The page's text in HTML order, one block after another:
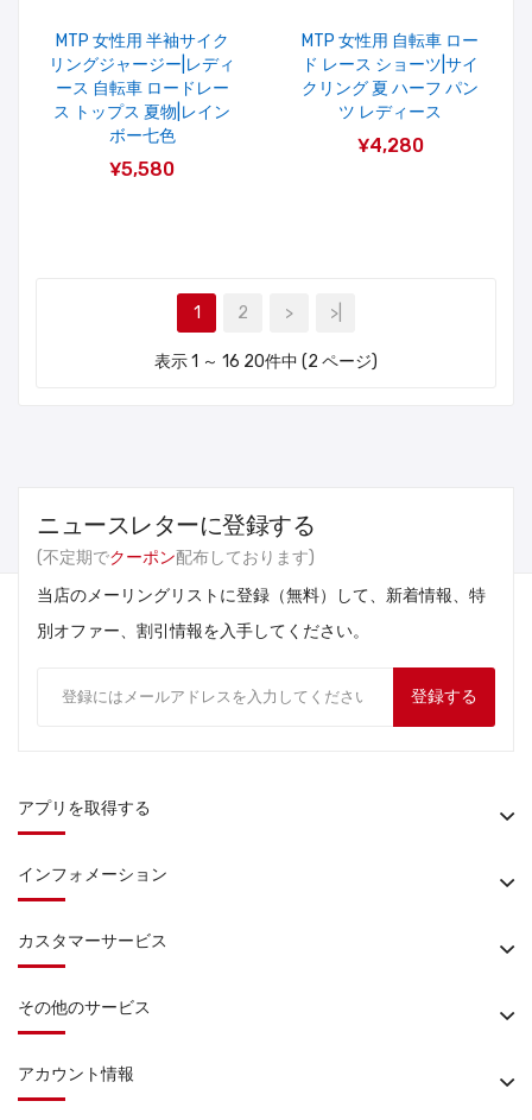
MTP 女性用 半袖サイク
リングジャージー|レディ
ース 自転車 ロードレー
ス トップス 夏物|レイン
ボー七色
¥5,580
MTP 女性用 自転車 ロー
ド レース ショーツ|サイ
クリング 夏 ハーフ パン
ツ レディース
¥4,280
1 2 > >|
表示 1 ～ 16 20件中 (2 ページ)
ニュースレターに登録する
(不定期でクーポン配布しております)
当店のメーリングリストに登録（無料）して、新着情報、特
別オファー、割引情報を入手してください。
登録する
アプリを取得する
インフォメーション
カスタマーサービス
その他のサービス
アカウント情報